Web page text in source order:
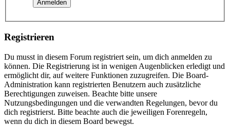
Registrieren
Du musst in diesem Forum registriert sein, um dich anmelden zu
können. Die Registrierung ist in wenigen Augenblicken erledigt und
ermöglicht dir, auf weitere Funktionen zuzugreifen. Die Board-
Administration kann registrierten Benutzern auch zusätzliche
Berechtigungen zuweisen. Beachte bitte unsere
Nutzungsbedingungen und die verwandten Regelungen, bevor du
dich registrierst. Bitte beachte auch die jeweiligen Forenregeln,
wenn du dich in diesem Board bewegst.